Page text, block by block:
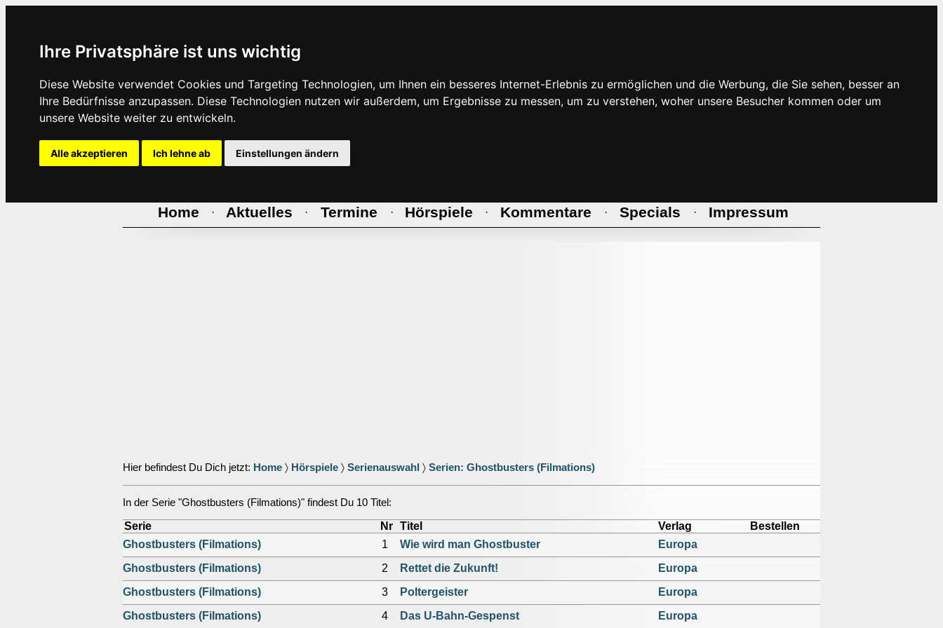
Ihre Privatsphäre ist uns wichtig
Diese Website verwendet Cookies und Targeting Technologien, um Ihnen ein besseres Internet-Erlebnis zu ermöglichen und die Werbung, die Sie sehen, besser an
Ihre Bedürfnisse anzupassen. Diese Technologien nutzen wir außerdem, um Ergebnisse zu messen, um zu verstehen, woher unsere Besucher kommen oder um
unsere Website weiter zu entwickeln.
Alle akzeptieren Ich lehne ab Einstellungen ändern
Home · Aktuelles · Termine · Hörspiele · Kommentare · Specials · Impressum
Hier befindest Du Dich jetzt: Home 〉 Hörspiele 〉 Serienauswahl 〉 Serien: Ghostbusters (Filmations)
In der Serie "Ghostbusters (Filmations)" findest Du 10 Titel:
Serie Nr Titel Verlag
Bestellen
Ghostbusters (Filmations)
1 Wie wird man Ghostbuster
Europa
Ghostbusters (Filmations)
2 Rettet die Zukunft!
Europa
Ghostbusters (Filmations)
3 Poltergeister
Europa
Ghostbusters (Filmations)
4 Das U-Bahn-Gespenst Europa